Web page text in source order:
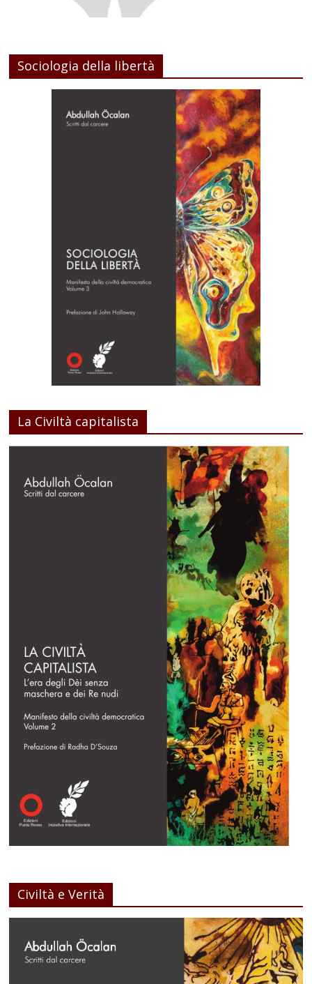
Sociologia della libertà
La Civiltà capitalista
Civiltà e Verità